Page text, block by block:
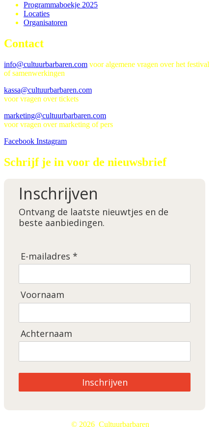
Programmaboekje 2025
Locaties
Organisatoren
Contact
info@cultuurbarbaren.com voor algemene vragen over het festival
of samenwerkingen
kassa@cultuurbarbaren.com
voor vragen over tickets
marketing@cultuurbarbaren.com
voor vragen over marketing of pers
Facebook Instagram
Schrijf je in voor de nieuwsbrief
Inschrijven
Ontvang de laatste nieuwtjes en de
beste aanbiedingen.
E-mailadres *
Voornaam
Achternaam
Inschrijven
© 2026 Cultuurbarbaren